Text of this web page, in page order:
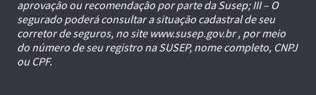
aprovação ou recomendação por parte da Susep; III – O
segurado poderá consultar a situação cadastral de seu
corretor de seguros, no site www.susep.gov.br , por meio
do número de seu registro na SUSEP, nome completo, CNPJ
ou CPF.